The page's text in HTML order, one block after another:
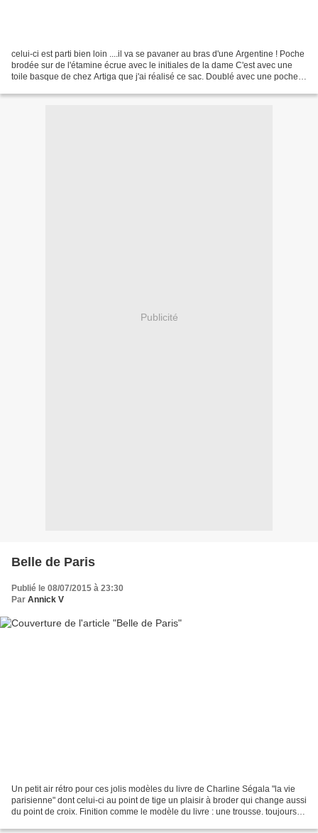
celui-ci est parti bien loin ....il va se pavaner au bras d'une Argentine ! Poche
brodée sur de l'étamine écrue avec le initiales de la dame C'est avec une
toile basque de chez Artiga que j'ai réalisé ce sac. Doublé avec une poche
Publicité
Belle de Paris
Publié le 08/07/2015 à 23:30
Par Annick V
Un petit air rétro pour ces jolis modèles du livre de Charline Ségala "la vie
parisienne" dont celui-ci au point de tige un plaisir à broder qui change aussi
du point de croix. Finition comme le modèle du livre : une trousse. toujours